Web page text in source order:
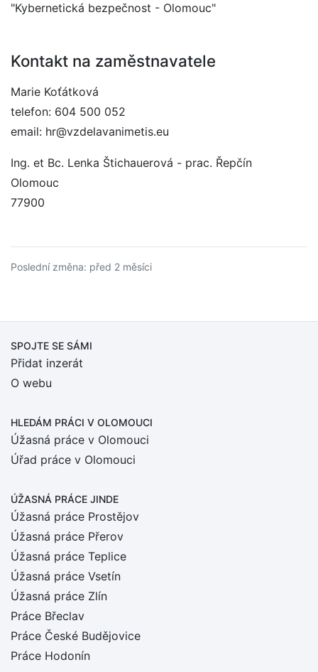
"Kybernetická bezpečnost - Olomouc"
Kontakt na zaměstnavatele
Marie Koťátková
telefon: 604 500 052
email: hr@vzdelavanimetis.eu
Ing. et Bc. Lenka Štichauerová - prac. Řepčín
Olomouc
77900
Poslední změna: před 2 měsíci
SPOJTE SE SÁMI
Přidat inzerát
O webu
HLEDÁM PRÁCI V OLOMOUCI
Úžasná práce v Olomouci
Úřad práce v Olomouci
ÚŽASNÁ PRÁCE JINDE
Úžasná práce Prostějov
Úžasná práce Přerov
Úžasná práce Teplice
Úžasná práce Vsetín
Úžasná práce Zlín
Práce Břeclav
Práce České Budějovice
Práce Hodonín